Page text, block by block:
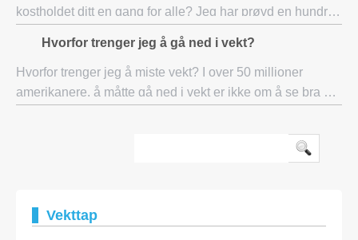
kostholdet ditt en gang for alle? Jeg har prøvd en hundre
lar meg følelsen frustrert
Hvorfor trenger jeg å gå ned i vekt?
Hvorfor trenger jeg å miste vekt? I over 50 millioner
amerikanere, å måtte gå ned i vekt er ikke om å se bra ut i
Vekttap